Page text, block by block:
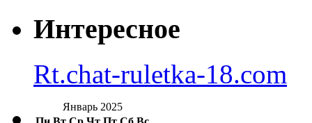
Интересное
Rt.chat-ruletka-18.com
Январь 2025